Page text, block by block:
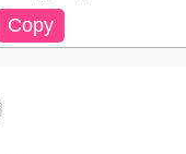
░▓▓▒░░
▒▓██▓▓▓▒
░▓▓▒▒▒░░▒▓▓░
░▒▒░        ▓█░
░░           ▓█▓
▒▓▓░
▒▓▓░
▓█▓
▓█▓